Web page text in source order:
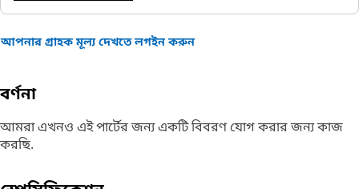
আপনার গ্রাহক মূল্য দেখতে লগইন করুন
বর্ণনা
আমরা এখনও এই পার্টের জন্য একটি বিবরণ যোগ করার জন্য কাজ
করছি.